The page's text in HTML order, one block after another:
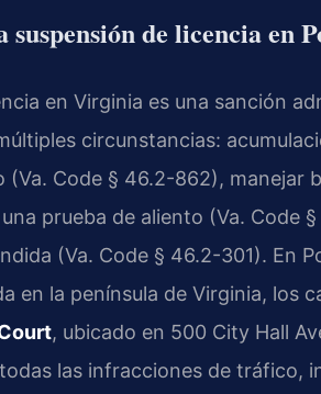
suspensión de licencia en
en Virginia es una sanción
circunstancias:
Code § 46.2-862), manejar
prueba de aliento (Va. Code
(Va. Code § 46.2-301). En
en la península de Virginia, los
, ubicado en 500 City Hall
las infracciones de tráfico,